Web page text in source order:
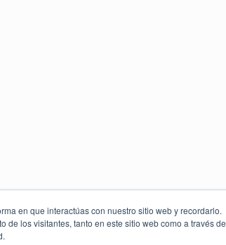
en que interactúas con nuestro sitio web y recordarlo.
los visitantes, tanto en este sitio web como a través de